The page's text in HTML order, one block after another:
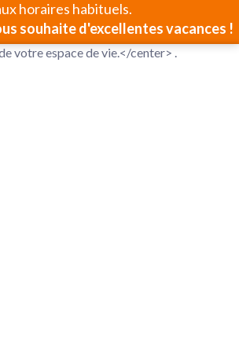
horaires habituels.
souhaite d'excellentes vacances !